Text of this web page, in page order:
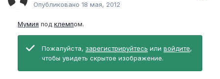
Опубликовано 18 мая, 2012
Мумия под клемпом.
Пожалуйста, зарегистрируйтесь или войдите,
чтобы увидеть скрытое изображение.